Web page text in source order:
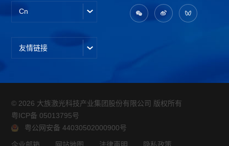
Cn
友情链接
© 2026 大族激光科技产业集团股份有限公司 版权所有
粤ICP备 05013795号
粤公网安备 44030502000900号